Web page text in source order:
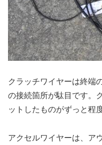
クラッチワイヤーは終端
の接続箇所が駄目です。
ットしたものがずっと程
アクセルワイヤーは、ア